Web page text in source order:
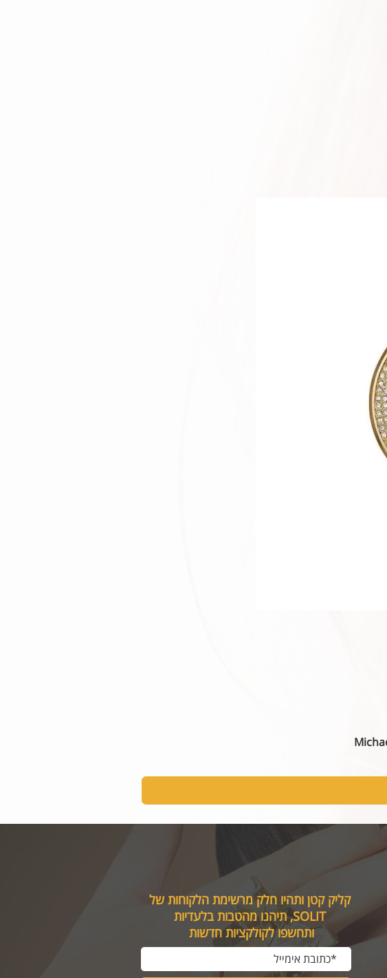
קליק קטן ותהיו חלק מרשימת הלקוחות של
SOLIT, תיהנו מהטבות בלעדיות
ותחשפו לקולקציות חדשות